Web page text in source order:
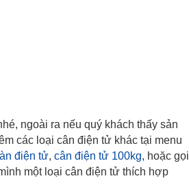
ngoài ra nếu quý khách thấy sản
các loại cân điện tử khác tại menu
điện tử, cân điện tử 100kg, hoặc gọi
một loại cân điện tử thích hợp